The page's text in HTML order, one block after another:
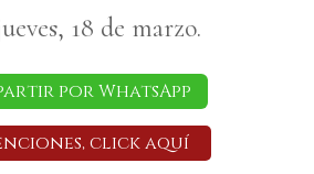
18 de marzo.
por WhatsApp
click aquí